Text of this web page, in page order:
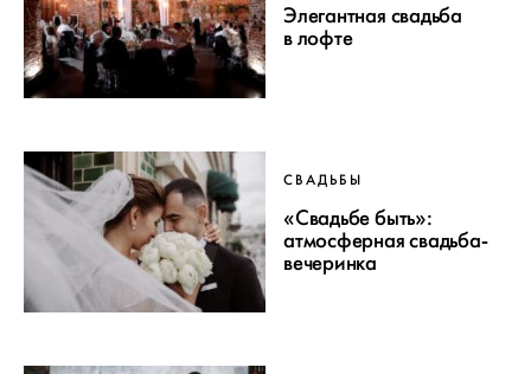
Элегантная свадьба
в лофте
СВАДЬБЫ
«Свадьбе быть»:
атмосферная свадьба-
вечеринка